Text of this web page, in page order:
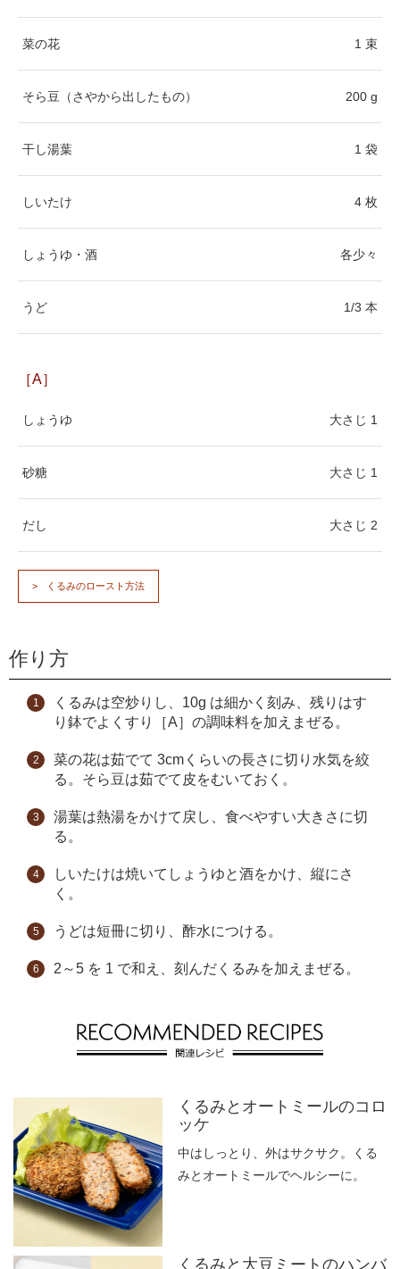
菜の花 1 束
そら豆（さやから出したもの） 200 g
干し湯葉 1 袋
しいたけ 4 枚
しょうゆ・酒 各少々
うど 1/3 本
［A］
しょうゆ 大さじ 1
砂糖 大さじ 1
だし 大さじ 2
くるみのロースト方法
作り方
くるみは空炒りし、10g は細かく刻み、残りはす
り鉢でよくすり［A］の調味料を加えまぜる。
菜の花は茹でて 3cmくらいの長さに切り水気を絞
る。そら豆は茹でて皮をむいておく。
湯葉は熱湯をかけて戻し、食べやすい大きさに切
る。
しいたけは焼いてしょうゆと酒をかけ、縦にさ
く。
うどは短冊に切り、酢水につける。
2～5 を 1 で和え、刻んだくるみを加えまぜる。
くるみとオートミールのコロ
ッケ
中はしっとり、外はサクサク。くる
みとオートミールでヘルシーに。
くるみと大豆ミートのハンバ